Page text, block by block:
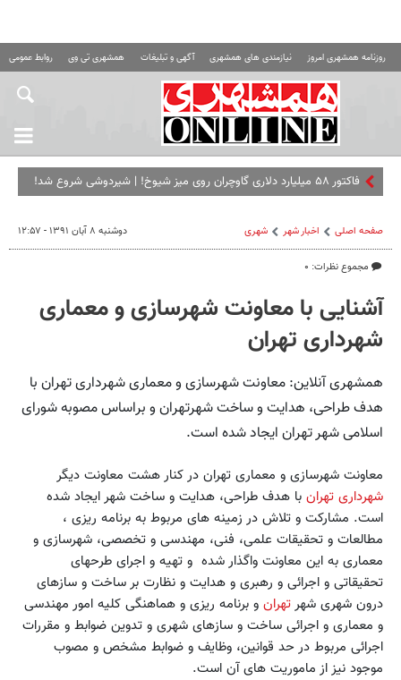
روزنامه همشهری امروز نیازمندی های همشهری آگهی و تبلیغات همشهری تی وی روابط عمومی
فاکتور ۵۸ میلیارد دلاری گاوچران روی میز شیوخ! | شیردوشی شروع شد!
صفحه اصلی اخبار شهر شهری
مجموع نظرات: ۰
دوشنبه ۸ آبان ۱۳۹۱ - ۱۲:۵۷
آشنایی با معاونت شهرسازی و معماری
شهرداری تهران
همشهری آنلاین: معاونت شهرسازی و معماری شهرداری تهران با
هدف طراحی، هدایت و ساخت شهرتهران و براساس مصوبه شورای
اسلامی شهر تهران ایجاد شده است.
معاونت شهرسازی و معماری تهران در کنار هشت معاونت دیگر
شهرداری تهران با هدف طراحی، هدایت و ساخت شهر ایجاد شده
است. مشارکت و تلاش در زمینه های مربوط به برنامه ریزی ،
مطالعات و تحقیقات علمی، فنی، مهندسی و تخصصی، شهرسازی و
معماری به این معاونت واگذار شده و تهیه و اجرای طرحهای
تحقیقاتی و اجرائی و رهبری و هدایت و نظارت بر ساخت و سازهای
درون شهری شهرتهران و برنامه ریزی و هماهنگی کلیه امور مهندسی
و معماری و اجرائی ساخت و سازهای شهری و تدوین ضوابط و مقررات
اجرائی مربوط در حد قوانین، وظایف و ضوابط مشخص و مصوب
موجود نیز از ماموریت های آن است.